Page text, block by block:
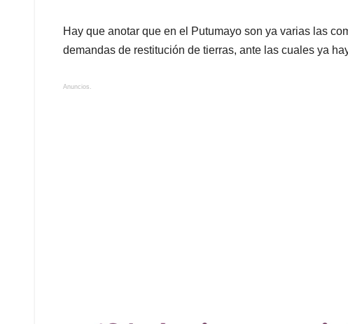
Hay que anotar que en el Putumayo son ya varias las
demandas de restitución de tierras, ante las cuales ya
Anuncios.